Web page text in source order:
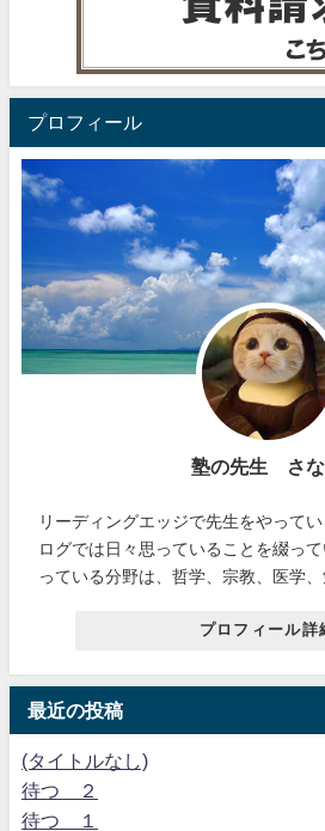
プロフィール
塾の先生 さ
リーディングエッジで先生をやって
ログでは日々思っていることを綴っ
っている分野は、哲学、宗教、医学、
プロフィール詳
最近の投稿
(タイトルなし)
待つ ２
待つ １